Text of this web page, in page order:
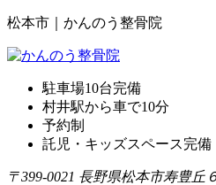
松本市｜かんのう整骨院
駐車場10台完備
村井駅から車で10分
予約制
託児・キッズスペース完備
〒399-0021 長野県松本市寿豊丘